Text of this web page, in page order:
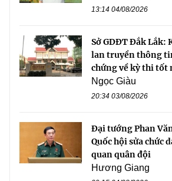
13:14 04/08/2026
Sở GDĐT Đắk Lắk:
lan truyền thông
chứng về kỳ thi tốt
Ngọc Giàu
20:34 03/08/2026
Đại tướng Phan
Quốc hội sửa chức
quan quân đội
Hương Giang